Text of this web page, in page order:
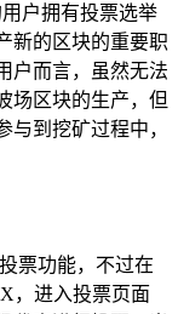
户拥有投票选举
新的区块的重要职
户而言，虽然无法
场区块的生产，但
到挖矿过程中，
票功能，不过在
，进入投票页面